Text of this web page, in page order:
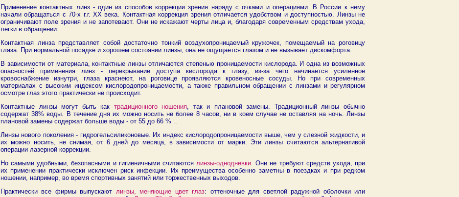
Применение контактных линз - один из способов коррекции зрения наряду с очками и операциями. В России к нему
начали обращаться с 70-х г.г. ХХ века. Контактная коррекция зрения отличается удобством и доступностью. Линзы не
ограничивают поле зрения и не запотевают. Они не искажают черты лица и, благодаря современным средствам ухода,
легки в обращении.
Контактная линза представляет собой достаточно тонкий воздухопроницаемый кружочек, помещаемый на роговицу
глаза. При нормальной посадке и хорошем состоянии линзы, она не ощущается глазом и не вызывает дискомфорта.
В зависимости от материала, контактные линзы отличаются степенью проницаемости кислорода. И одна из возможных
опасностей применения линз - перекрывание доступа кислорода к глазу, из-за чего начинается усиленное
кровоснабжение изнутри, глаза краснеют, на роговице проявляются кровеносные сосуды. Но при современных
материалах с высоким индексом кислородопроницаемости, а также правильном обращении с линзами и регулярном
осмотре глаз этого практически не происходит.
Контактные линзы могут быть как традиционного ношения, так и плановой замены. Традиционный линзы обычно
содержат 38% воды. В течение дня их можно носить не более 8 часов, ни в коем случае не оставляя на ночь. Линзы
плановой замены содержат больше воды - от 55 до 66 % ..
Линзы нового поколения - гидрогельсиликоновые. Их индекс кислородопроницаемости выше, чем у слезной жидкости, и
их можно носить, не снимая, от 6 дней до месяца, в зависимости от марки. Эти линзы считаются альтернативой
операции лазерной коррекции.
Но самыми удобными, безопасными и гигиеничными считаютсялинзы-однодневки. Они не требуют средств ухода, при
их применении практически исключен риск инфекции. Их преимущества особенно заметны в поездках и при редком
ношении, например, во время спортивных занятий или торжественных выходов.
Практически все фирмы выпускают линзы, меняющие цвет глаз: оттеночные для светлой радужной оболочки или